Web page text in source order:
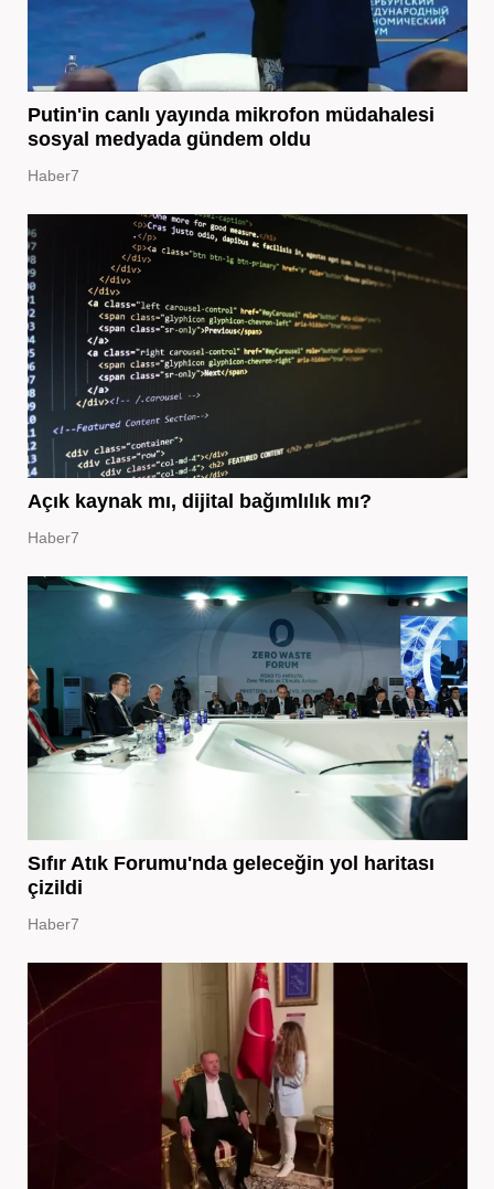
Putin'in canlı yayında mikrofon müdahalesi
sosyal medyada gündem oldu
Haber7
Açık kaynak mı, dijital bağımlılık mı?
Haber7
Sıfır Atık Forumu'nda geleceğin yol haritası
çizildi
Haber7